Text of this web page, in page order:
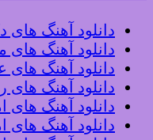
دانلود آهنگ های
دانلود آهنگ
دانلود آهنگ
دانلود آهنگ های
دانلود آهنگ
دانلود آهنگ های